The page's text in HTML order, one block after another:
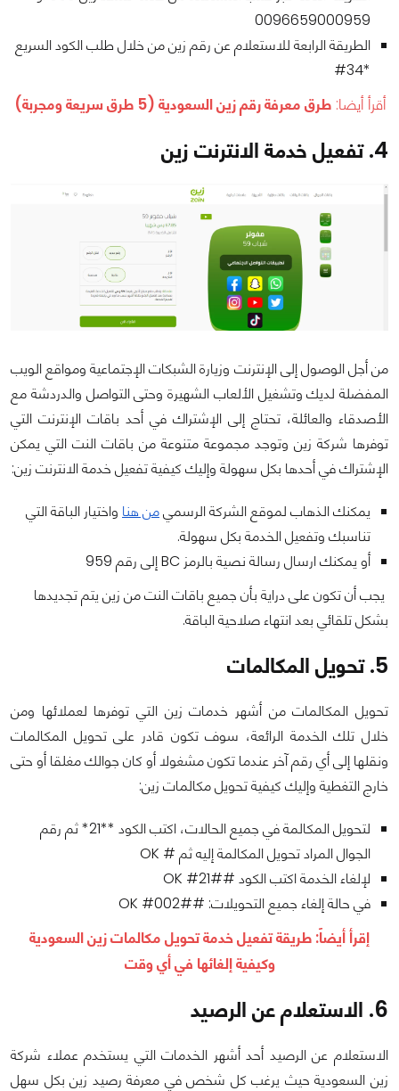
0096659000959
الطريقة الرابعة للاستعلام عن رقم زين من خلال طلب الكود السريع
*34#
أقرأ أيضا:طرق معرفة رقم زين السعودية (5 طرق سريعة ومجربة)
4. تفعيل خدمة الانترنت زين
من أجل الوصول إلى الإنترنت وزيارة الشبكات الإجتماعية ومواقع الويب
المفضلة لديك وتشغيل الألعاب الشهيرة وحتى التواصل والدردشة مع
الأصدقاء والعائلة، تحتاج إلى الإشتراك في أحد باقات الإنترنت التي
توفرها شركة زين وتوجد مجموعة متنوعة من باقات النت التي يمكن
الإشتراك في أحدها بكل سهولة وإليك كيفية تفعيل خدمة الانترنت زين:
يمكنك الذهاب لموقع الشركة الرسميمن هنا واختيار الباقة التي
تناسبك وتفعيل الخدمة بكل سهولة.
أو يمكنك ارسال رسالة نصية بالرمز BC إلى رقم 959
يجب أن تكون على دراية بأن جميع باقات النت من زين يتم تجديدها
بشكل تلقائي بعد انتهاء صلاحية الباقة.
5. تحويل المكالمات
تحويل المكالمات من أشهر خدمات زين التي توفرها لعملائها ومن
خلال تلك الخدمة الرائعة، سوف تكون قادر على تحويل المكالمات
ونقلها إلى أي رقم آخر عندما تكون مشغولا أو كان جوالك مغلقا أو حتى
خارج التغطية وإليك كيفية تحويل مكالمات زين:
لتحويل المكالمة في جميع الحالات، اكتب الكود **21* ثم رقم
الجوال المراد تحويل المكالمة إليه ثم # OK
لإلغاء الخدمة اكتب الكود ##21# OK
في حالة إلغاء جميع التحويلات: ##002# OK
إقرأ أيضاً: طريقة تفعيل خدمة تحويل مكالمات زين السعودية
وكيفية إلغائها في أي وقت
6. الاستعلام عن الرصيد
الاستعلام عن الرصيد أحد أشهر الخدمات التي يستخدم عملاء شركة
زين السعودية حيث يرغب كل شخص في معرفة رصيد زين بكل سهل